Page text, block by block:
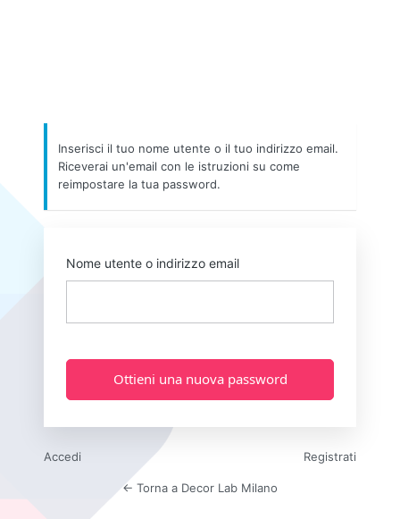
Inserisci il tuo nome utente o il tuo indirizzo email.
Riceverai un'email con le istruzioni su come
reimpostare la tua password.
Nome utente o indirizzo email
Accedi Registrati
← Torna a Decor Lab Milano